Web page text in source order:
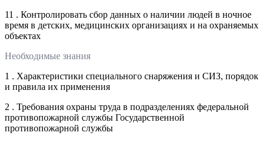
11 . Контролировать сбор данных о наличии людей в ночное
время в детских, медицинских организациях и на охраняемых
объектах
Необходимые знания
1 . Характеристики специального снаряжения и СИЗ, порядок
и правила их применения
2 . Требования охраны труда в подразделениях федеральной
противопожарной службы Государственной
противопожарной службы